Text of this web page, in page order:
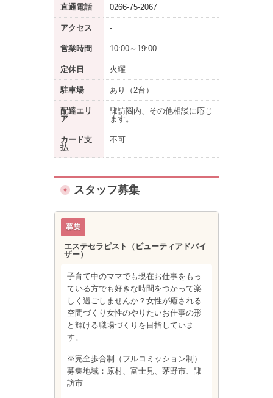
直通電話 0266-75-2067
アクセス -
営業時間 10:00～19:00
定休日 火曜
駐車場 あり （2台）
配達エリ
ア
諏訪圏内、その他相談に応じ
ます。
カード支
払
不可
スタッフ募集
エステセラピスト（ビューティアドバイ
ザー）
子育て中のママでも現在お仕事をもっ
ている方でも好きな時間をつかって楽
しく過ごしませんか？女性が癒される
空間づくり女性のやりたいお仕事の形
と輝ける職場づくりを目指していま
す。
※完全歩合制（フルコミッション制）
募集地域：原村、富士見、茅野市、諏
訪市